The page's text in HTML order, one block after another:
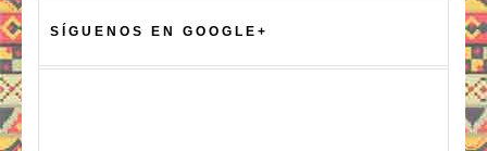
SÍGUENOS EN GOOGLE+